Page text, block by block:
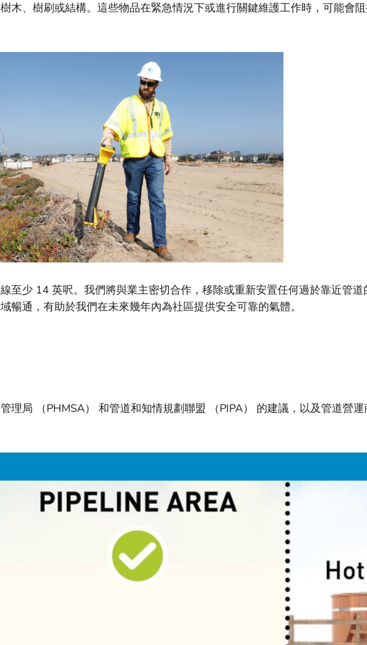
木、樹刷或結構。這些物品在緊急情況下或進行關鍵維護工作時，可能會
至少 14 英呎。我們將與業主密切合作，移除或重新安置任何過於靠近管
暢通，有助於我們在未來幾年內為社區提供安全可靠的氣體。
理局 （PHMSA） 和管道和知情規劃聯盟 （PIPA） 的建議，以及管道營